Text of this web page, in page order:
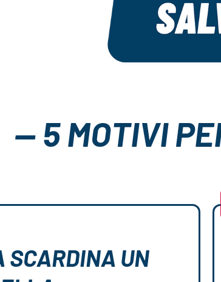
— 5 MOTIVI
SCARDINA UN